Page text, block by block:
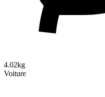
4.02kg
Voiture